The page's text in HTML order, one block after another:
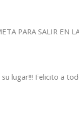
PARA SALIR EN
lugar!!! Felicito a